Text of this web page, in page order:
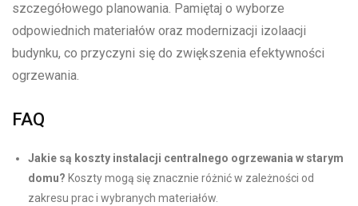
szczegółowego planowania. Pamiętaj o wyborze
odpowiednich materiałów oraz modernizacji izolaacji
budynku, co przyczyni się do zwiększenia efektywności
ogrzewania.
FAQ
Jakie są koszty instalacji centralnego ogrzewania w starym
domu? Koszty mogą się znacznie różnić w zależności od
zakresu prac i wybranych materiałów.